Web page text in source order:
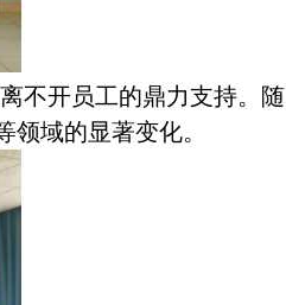
不开员工的鼎力支持。随
域的显著变化。